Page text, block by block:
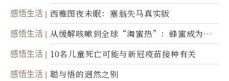
撼
感悟生活 西雅图夜未眠：塞翁失马真实版
感悟生活
从缓解咳嗽到全球“淘蜜热”：蜂蜜成为健
康产业前沿商品
感悟生活 10名儿童死亡可能与新冠疫苗接种有关
感悟生活 聪与悟的迥然之别